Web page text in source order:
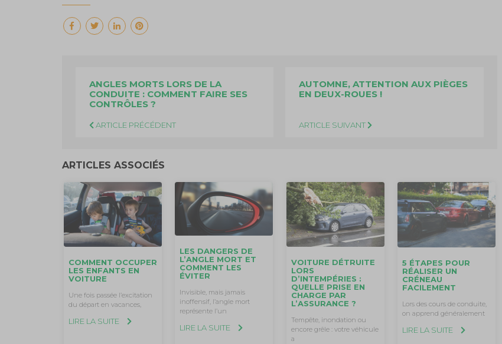
ANGLES MORTS LORS DE LA
CONDUITE : COMMENT FAIRE SES
CONTRÔLES ?
ARTICLE PRÉCÉDENT
AUTOMNE, ATTENTION AUX PIÈGES
EN DEUX-ROUES !
ARTICLE SUIVANT
ARTICLES ASSOCIÉS
COMMENT OCCUPER
LES ENFANTS EN
VOITURE
Une fois passée l’excitation
du départ en vacances,
LIRE LA SUITE
LES DANGERS DE
L’ANGLE MORT ET
COMMENT LES
ÉVITER
Invisible, mais jamais
inoffensif, l’angle mort
représente l’un
LIRE LA SUITE
VOITURE DÉTRUITE
LORS
D’INTEMPÉRIES :
QUELLE PRISE EN
CHARGE PAR
L’ASSURANCE ?
Tempête, inondation ou
encore grêle : votre véhicule
a
5 ÉTAPES POUR
RÉALISER UN
CRÉNEAU
FACILEMENT
Lors des cours de conduite,
on apprend généralement
LIRE LA SUITE